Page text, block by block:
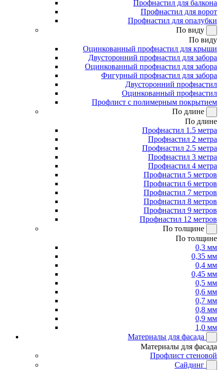
Профнастил для балкона
Профнастил для ворот
Профнастил для опалубки
По виду
По виду
Оцинкованный профнастил для крыши
Двусторонний профнастил для забора
Оцинкованный профнастил для забора
Фигурный профнастил для забора
Двусторонний профнастил
Оцинкованный профнастил
Профлист с полимерным покрытием
По длине
По длине
Профнастил 1.5 метра
Профнастил 2 метра
Профнастил 2.5 метра
Профнастил 3 метра
Профнастил 4 метра
Профнастил 5 метров
Профнастил 6 метров
Профнастил 7 метров
Профнастил 8 метров
Профнастил 9 метров
Профнастил 12 метров
По толщине
По толщине
0,3 мм
0,35 мм
0,4 мм
0,45 мм
0,5 мм
0,6 мм
0,7 мм
0,8 мм
0,9 мм
1,0 мм
Материалы для фасада
Материалы для фасада
Профлист стеновой
Сайдинг